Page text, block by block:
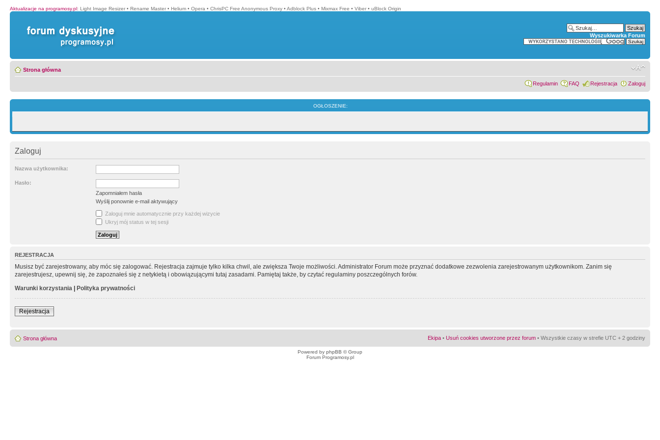
Aktualizacje na programosy.pl: Light Image Resizer • Rename Master • Helium • Opera • ChrisPC Free Anonymous Proxy • Adblock Plus • Mixmax Free • Viber • uBlock Origin
Wyszukiwarka Forum
Strona główna
Regulamin FAQ Rejestracja Zaloguj
OGŁOSZENIE:
Zaloguj
Nazwa użytkownika:
Hasło:
Zapomniałem hasła
Wyślij ponownie e-mail aktywujący
Zaloguj mnie automatycznie przy każdej wizycie
Ukryj mój status w tej sesji
REJESTRACJA
Musisz być zarejestrowany, aby móc się zalogować. Rejestracja zajmuje tylko kilka chwil, ale zwiększa Twoje możliwości. Administrator Forum może przyznać dodatkowe zezwolenia zarejestrowanym użytkownikom. Zanim się
zarejestrujesz, upewnij się, że zapoznałeś się z netykietą i obowiązującymi tutaj zasadami. Pamiętaj także, by czytać regulaminy poszczególnych forów.
Warunki korzystania | Polityka prywatności
Rejestracja
Strona główna Ekipa • Usuń cookies utworzone przez forum • Wszystkie czasy w strefie UTC + 2 godziny
Powered by phpBB © Group
Forum Programosy.pl